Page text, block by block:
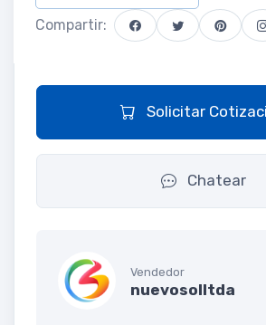
Compartir:
Solicitar
Chatear
Vendedor
nuevosolltda